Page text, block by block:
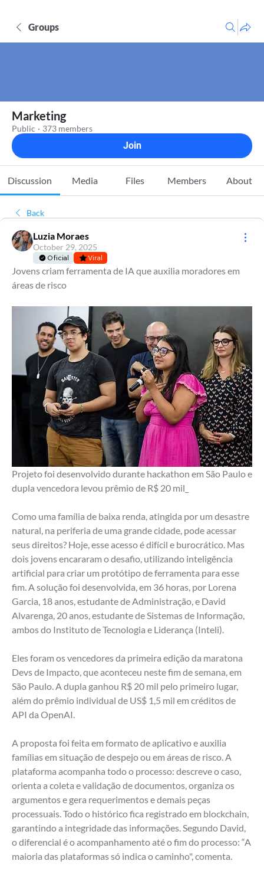
Groups
Marketing
Public · 373 members
Join
Discussion Media Files Members About
Back
Luzia Moraes
October 29, 2025
Oficial Viral
Jovens criam ferramenta de IA que auxilia moradores em
áreas de risco
Projeto foi desenvolvido durante hackathon em São Paulo e
dupla vencedora levou prêmio de R$ 20 mil_
Como uma família de baixa renda, atingida por um desastre
natural, na periferia de uma grande cidade, pode acessar
seus direitos? Hoje, esse acesso é difícil e burocrático. Mas
dois jovens encararam o desafio, utilizando inteligência
artificial para criar um protótipo de ferramenta para esse
fim. A solução foi desenvolvida, em 36 horas, por Lorena
Garcia, 18 anos, estudante de Administração, e David
Alvarenga, 20 anos, estudante de Sistemas de Informação,
ambos do Instituto de Tecnologia e Liderança (Inteli).
Eles foram os vencedores da primeira edição da maratona
Devs de Impacto, que aconteceu neste fim de semana, em
São Paulo. A dupla ganhou R$ 20 mil pelo primeiro lugar,
além do prêmio individual de US$ 1,5 mil em créditos de
API da OpenAI.
A proposta foi feita em formato de aplicativo e auxilia
famílias em situação de despejo ou em áreas de risco. A
plataforma acompanha todo o processo: descreve o caso,
orienta a coleta e validação de documentos, organiza os
argumentos e gera requerimentos e demais peças
processuais. Todo o histórico fica registrado em blockchain,
garantindo a integridade das informações. Segundo David,
o diferencial é o acompanhamento até o fim do processo: “A
maioria das plataformas só indica o caminho", comenta.